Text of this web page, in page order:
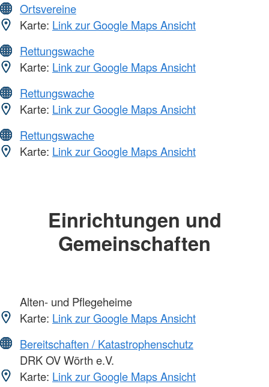
Ortsvereine
Karte: Link zur Google Maps Ansicht
Rettungswache
Karte: Link zur Google Maps Ansicht
Rettungswache
Karte: Link zur Google Maps Ansicht
Rettungswache
Karte: Link zur Google Maps Ansicht
Einrichtungen und
Gemeinschaften
Alten- und Pflegeheime
Karte: Link zur Google Maps Ansicht
Bereitschaften / Katastrophenschutz
DRK OV Wörth e.V.
Karte: Link zur Google Maps Ansicht